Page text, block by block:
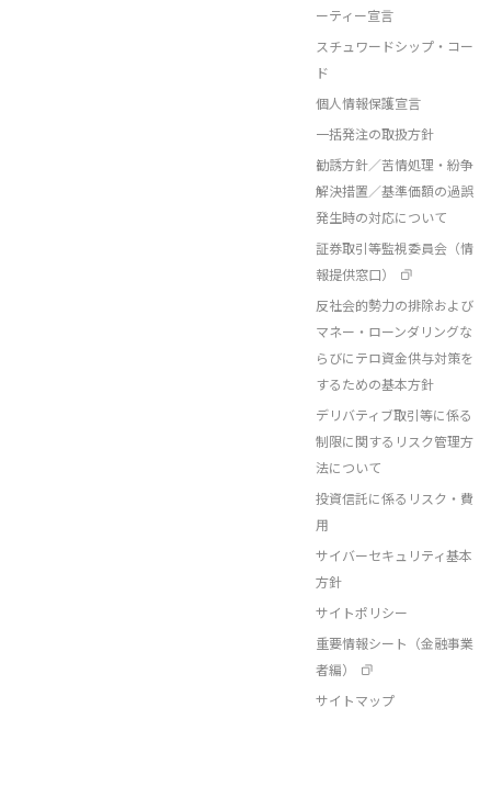
ーティー宣言
スチュワードシップ・コー
ド
個人情報保護宣言
一括発注の取扱方針
勧誘方針／苦情処理・紛争
解決措置／基準価額の過誤
発生時の対応について
証券取引等監視委員会（情
報提供窓口）
反社会的勢力の排除および
マネー・ローンダリングな
らびにテロ資金供与対策を
するための基本方針
デリバティブ取引等に係る
制限に関するリスク管理方
法について
投資信託に係るリスク・費
用
サイバーセキュリティ基本
方針
サイトポリシー
重要情報シート（金融事業
者編）
サイトマップ